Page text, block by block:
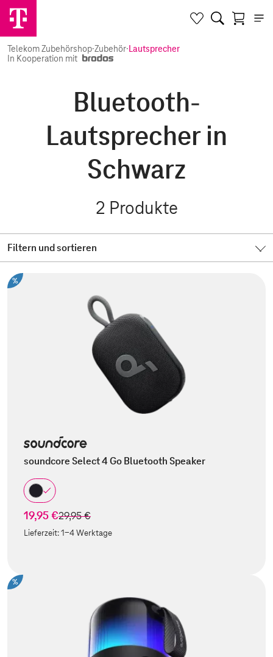
Telekom Zubehörshop·Zubehör·Lautsprecher
In Kooperation mit
Bluetooth-
Lautsprecher in
Schwarz
2 Produkte
Filtern und sortieren
%
soundcore Select 4 Go Bluetooth Speaker
19,95 €statt
29,95 €
Lieferzeit:1-4 Werktage
%